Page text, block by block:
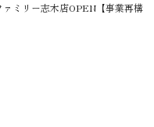
ミリー志木店OPEN【事業再構